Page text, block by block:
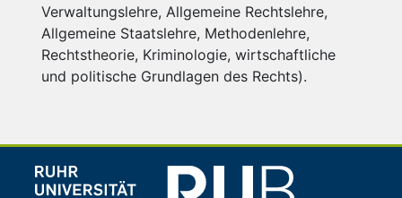
Verwaltungslehre, Allgemeine Rechtslehre,
Allgemeine Staatslehre, Methodenlehre,
Rechtstheorie, Kriminologie, wirtschaftliche
und politische Grundlagen des Rechts).